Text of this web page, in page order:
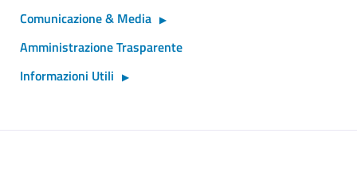
Comunicazione & Media
Amministrazione Trasparente
Informazioni Utili